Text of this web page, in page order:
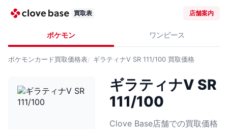
買取表 店舗案内
ポケモン ワンピース
ポケモンカード買取価格表 ギラティナV SR 111/100 買取価格
ギラティナV SR
111/100
Clove Base店舗での買取価格